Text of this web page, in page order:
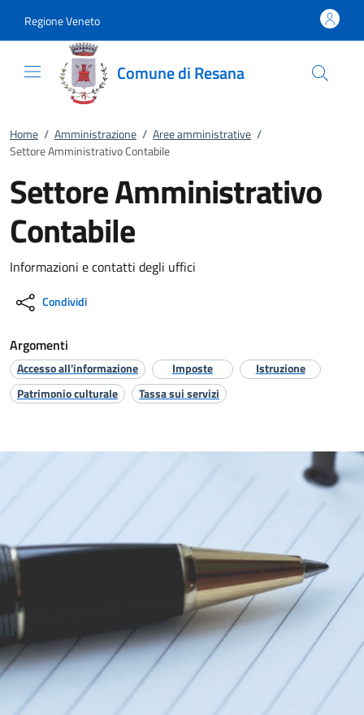
Regione Veneto
Comune di Resana
Home / Amministrazione / Aree amministrative /
Settore Amministrativo Contabile
Settore Amministrativo
Contabile
Informazioni e contatti degli uffici
Condividi
Argomenti
Accesso all'informazione Imposte
Istruzione
Patrimonio culturale
Tassa sui servizi